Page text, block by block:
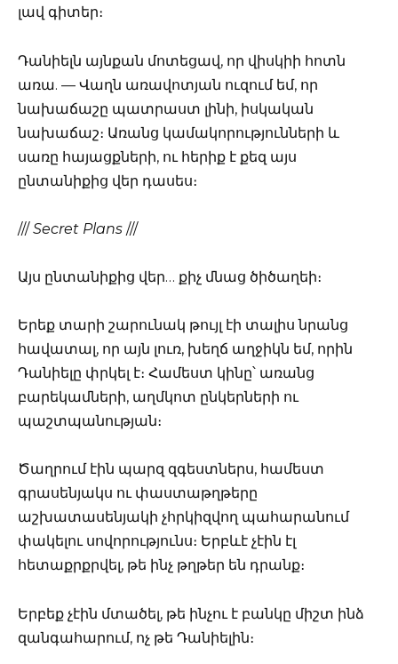
լավ գիտեր։
Դանիելն այնքան մոտեցավ, որ վիսկիի հոտն
առա. — Վաղն առավոտյան ուզում եմ, որ
նախաճաշը պատրաստ լինի, իսկական
նախաճաշ։ Առանց կամակորությունների և
սառը հայացքների, ու հերիք է քեզ այս
ընտանիքից վեր դասես։
///Secret Plans ///
Այս ընտանիքից վեր… քիչ մնաց ծիծաղեի։
Երեք տարի շարունակ թույլ էի տալիս նրանց
հավատալ, որ այն լուռ, խեղճ աղջիկն եմ, որին
Դանիելը փրկել է։ Համեստ կինը՝ առանց
բարեկամների, աղմկոտ ընկերների ու
պաշտպանության։
Ծաղրում էին պարզ զգեստներս, համեստ
գրասենյակս ու փաստաթղթերը
աշխատասենյակի չհրկիզվող պահարանում
փակելու սովորությունս։ Երբևէ չէին էլ
հետաքրքրվել, թե ինչ թղթեր են դրանք։
Երբեք չէին մտածել, թե ինչու է բանկը միշտ ինձ
զանգահարում, ոչ թե Դանիելին։